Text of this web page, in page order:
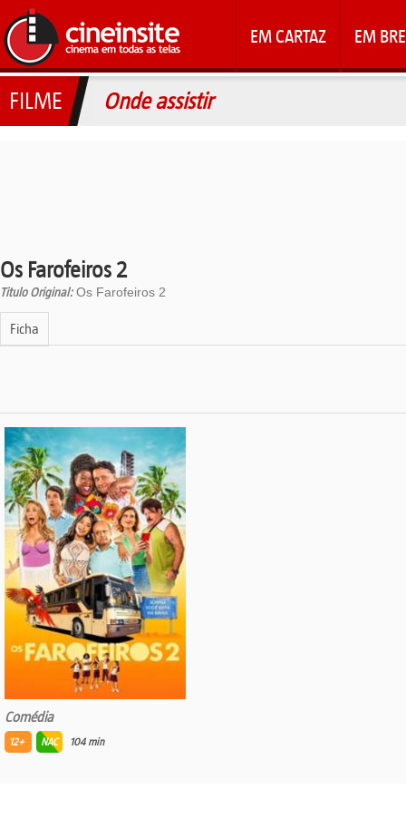
EM CARTAZ EM
FILME Onde assistir
Os Farofeiros 2
Titulo Original:Os Farofeiros 2
Ficha
Comédia
12+ NAC 104 min